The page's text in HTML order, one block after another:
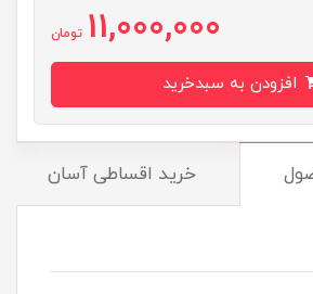
11,000,000 تومان
خرید اقساطی آسان